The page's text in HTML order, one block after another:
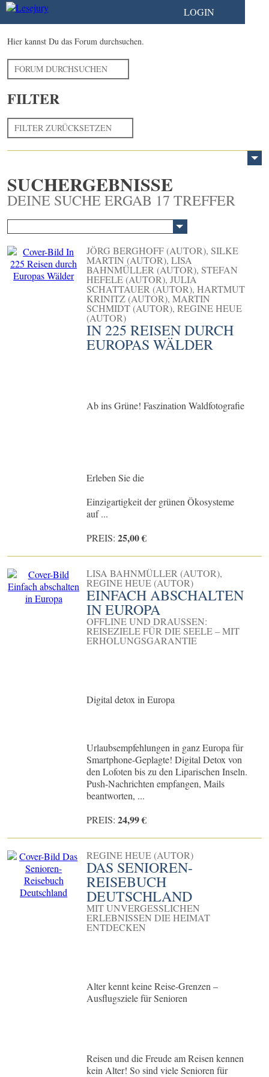
LOGIN
Hier kannst Du das Forum durchsuchen.
FORUM DURCHSUCHEN
FILTER
FILTER ZURÜCKSETZEN
SUCHERGEBNISSE
DEINE SUCHE ERGAB 17 TREFFER
JÖRG BERGHOFF (AUTOR), SILKE
MARTIN (AUTOR), LISA
BAHNMÜLLER (AUTOR), STEFAN
HEFELE (AUTOR), JULIA
SCHATTAUER (AUTOR), HARTMUT
KRINITZ (AUTOR), MARTIN
SCHMIDT (AUTOR), REGINE HEUE
(AUTOR)
IN 225 REISEN DURCH
EUROPAS WÄLDER
Ab ins Grüne! Faszination Waldfotografie
Erleben Sie die
Einzigartigkeit der grünen Ökosysteme
auf ...
PREIS: 25,00 €
LISA BAHNMÜLLER (AUTOR),
REGINE HEUE (AUTOR)
EINFACH ABSCHALTEN
IN EUROPA
OFFLINE UND DRAUSSEN: R
EISEZIELE FÜR DIE SEELE – MIT E
RHOLUNGSGARANTIE
Digital detox in Europa
Urlaubsempfehlungen in ganz Europa für
Smartphone-Geplagte! Digital Detox von
den Lofoten bis zu den Liparischen Inseln.
Push-Nachrichten empfangen, Mails
beantworten, ...
PREIS: 24,99 €
REGINE HEUE (AUTOR)
DAS SENIOREN-
REISEBUCH
DEUTSCHLAND
MIT UNVERGESSLICHEN
ERLEBNISSEN DIE HEIMAT
ENTDECKEN
Alter kennt keine Reise-Grenzen –
Ausflugsziele für Senioren
Reisen und die Freude am Reisen kennen
kein Alter! So sind viele Senioren für